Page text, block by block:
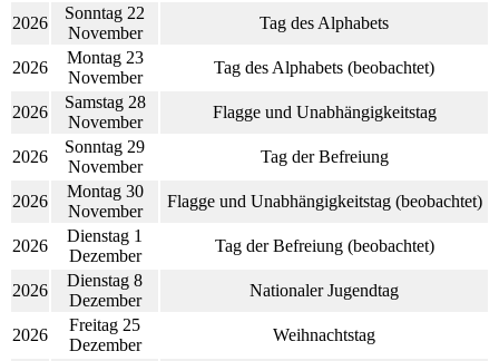
2026
Sonntag 22
November
Tag des Alphabets
2026
Montag 23
November
Tag des Alphabets (beobachtet)
2026
Samstag 28
November
Flagge und Unabhängigkeitstag
2026
Sonntag 29
November
Tag der Befreiung
2026
Montag 30
November
Flagge und Unabhängigkeitstag (beobachtet)
2026
Dienstag 1
Dezember
Tag der Befreiung (beobachtet)
2026
Dienstag 8
Dezember
Nationaler Jugendtag
2026
Freitag 25
Dezember
Weihnachtstag